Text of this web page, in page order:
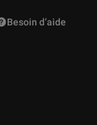
de
Besoin d’aide